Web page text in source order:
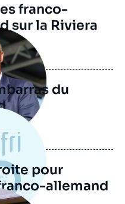
franco-
sur la Riviera
du
pour
allemand